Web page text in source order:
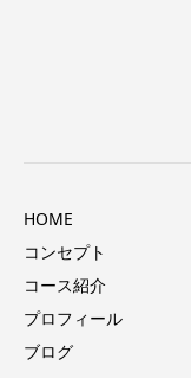
HOME
コンセプト
コース紹介
プロフィール
ブログ